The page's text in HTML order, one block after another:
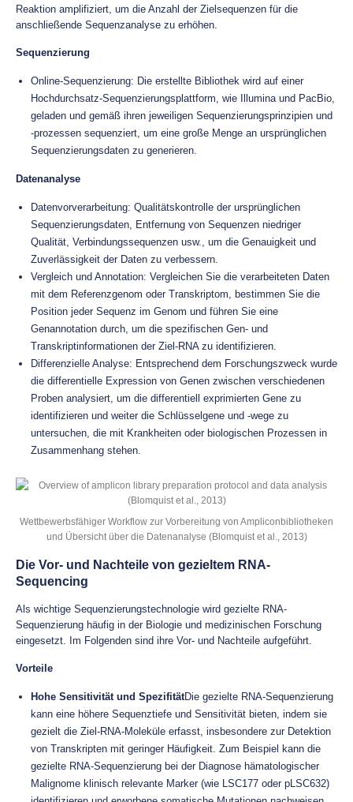
Reaktion amplifiziert, um die Anzahl der Zielsequenzen für die
anschließende Sequenzanalyse zu erhöhen.
Sequenzierung
Online-Sequenzierung: Die erstellte Bibliothek wird auf einer
Hochdurchsatz-Sequenzierungsplattform, wie Illumina und PacBio,
geladen und gemäß ihren jeweiligen Sequenzierungsprinzipien und
-prozessen sequenziert, um eine große Menge an ursprünglichen
Sequenzierungsdaten zu generieren.
Datenanalyse
Datenvorverarbeitung: Qualitätskontrolle der ursprünglichen
Sequenzierungsdaten, Entfernung von Sequenzen niedriger
Qualität, Verbindungssequenzen usw., um die Genauigkeit und
Zuverlässigkeit der Daten zu verbessern.
Vergleich und Annotation: Vergleichen Sie die verarbeiteten Daten
mit dem Referenzgenom oder Transkriptom, bestimmen Sie die
Position jeder Sequenz im Genom und führen Sie eine
Genannotation durch, um die spezifischen Gen- und
Transkriptinformationen der Ziel-RNA zu identifizieren.
Differenzielle Analyse: Entsprechend dem Forschungszweck wurde
die differentielle Expression von Genen zwischen verschiedenen
Proben analysiert, um die differentiell exprimierten Gene zu
identifizieren und weiter die Schlüsselgene und -wege zu
untersuchen, die mit Krankheiten oder biologischen Prozessen in
Zusammenhang stehen.
Wettbewerbsfähiger Workflow zur Vorbereitung von Ampliconbibliotheken
und Übersicht über die Datenanalyse (Blomquist et al., 2013)
Die Vor- und Nachteile von gezieltem RNA-
Sequencing
Als wichtige Sequenzierungstechnologie wird gezielte RNA-
Sequenzierung häufig in der Biologie und medizinischen Forschung
eingesetzt. Im Folgenden sind ihre Vor- und Nachteile aufgeführt.
Vorteile
Hohe Sensitivität und SpezifitätDie gezielte RNA-Sequenzierung
kann eine höhere Sequenztiefe und Sensitivität bieten, indem sie
gezielt die Ziel-RNA-Moleküle erfasst, insbesondere zur Detektion
von Transkripten mit geringer Häufigkeit. Zum Beispiel kann die
gezielte RNA-Sequenzierung bei der Diagnose hämatologischer
Malignome klinisch relevante Marker (wie LSC177 oder pLSC632)